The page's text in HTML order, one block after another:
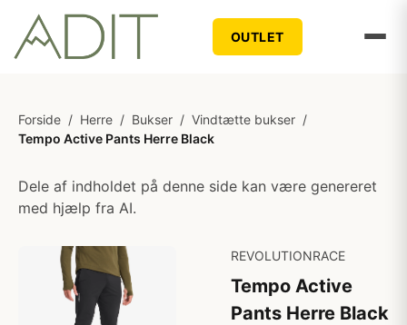
OUTLET
Forside / Herre / Bukser / Vindtætte bukser /
Tempo Active Pants Herre Black
Dele af indholdet på denne side kan være genereret
med hjælp fra AI.
REVOLUTIONRACE
Tempo Active
Pants Herre Black